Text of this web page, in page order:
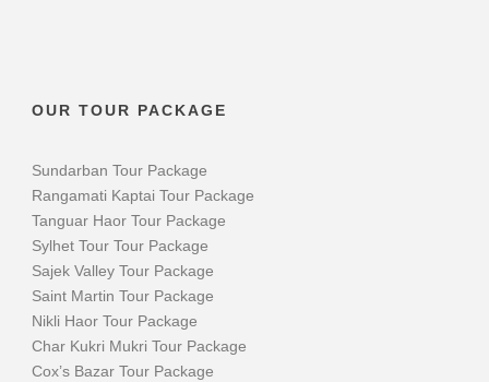
OUR TOUR PACKAGE
Sundarban Tour Package
Rangamati Kaptai Tour Package
Tanguar Haor Tour Package
Sylhet Tour Tour Package
Sajek Valley Tour Package
Saint Martin Tour Package
Nikli Haor Tour Package
Char Kukri Mukri Tour Package
Cox’s Bazar Tour Package